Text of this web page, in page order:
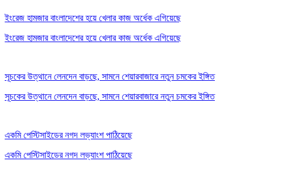
ইংরেজ হামজার বাংলাদেশের হয়ে খেলার কাজ অর্ধেক এগিয়েছে
ইংরেজ হামজার বাংলাদেশের হয়ে খেলার কাজ অর্ধেক এগিয়েছে
সূচকের উত্থানে লেনদেন বাড়ছে, সামনে শেয়ারবাজারে নতুন চমকের ইঙ্গিত
সূচকের উত্থানে লেনদেন বাড়ছে, সামনে শেয়ারবাজারে নতুন চমকের ইঙ্গিত
একমি পেস্টিসাইডের নগদ লভ্যাংশ পাঠিয়েছে
একমি পেস্টিসাইডের নগদ লভ্যাংশ পাঠিয়েছে